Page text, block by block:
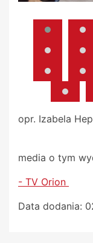
opr. Izabela
media o tym
- TV Orion
Data dodania: